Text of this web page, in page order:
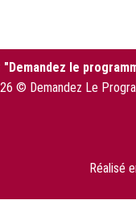
le
© Demandez Le
Réalisé